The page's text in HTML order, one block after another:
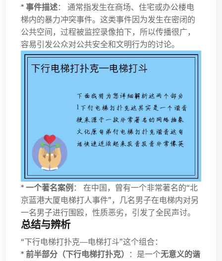
* 事件描述： 通常指发生在商场、住宅或办公楼电
梯内的暴力冲突事件。这类事件因为发生在密闭的
公共空间，过程被监控录像拍下，所以传播很广，
容易引发公众对公共安全和文明行为的讨论。
* 一个著名案例 ： 在中国，曾有一个非常著名的“北
京蓝港大厦电梯打人事件”，几名男子在电梯内对另
一名男子进行围殴，性质恶劣，引发了全民声讨。
总结与辨析
“下行电梯打扑克—电梯打斗”这个组合：
* 前半部分（下行电梯打扑克） ：是一个无意义的谐